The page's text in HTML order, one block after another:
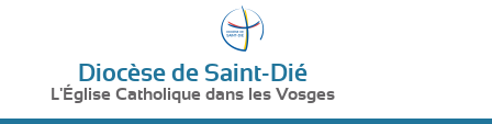
Diocèse de Saint-Dié
L'Église Catholique dans les Vosges